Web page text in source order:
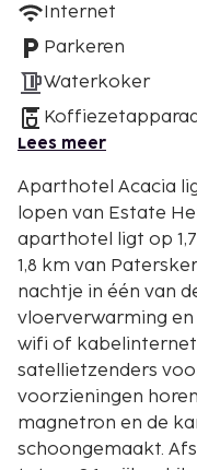
Internet
Parkeren
Waterkoker
Lees meer
Aparthotel Acacia
lopen van Estate Het
aparthotel ligt op
1,8 km van
nachtje in één van
vloerverwarming
wifi of
satellietzenders
voorzieningen
magnetron en de
schoongemaakt.